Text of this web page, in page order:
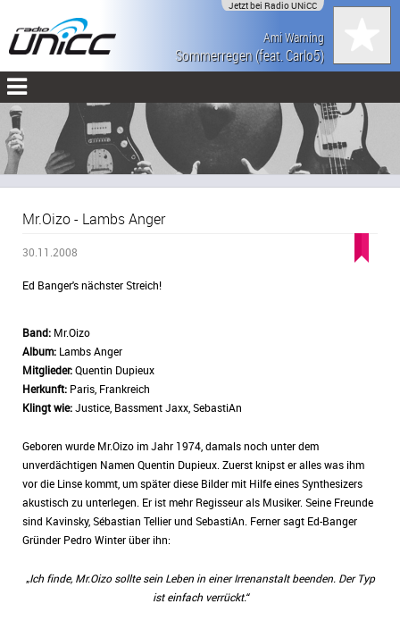
Jetzt bei Radio UNiCC
Ami Warning
Sommerregen (feat. Carlo5)
Mr.Oizo - Lambs Anger
30.11.2008
Ed Banger's nächster Streich!
Band: Mr.Oizo
Album: Lambs Anger
Mitglieder:Quentin Dupieux
Herkunft: Paris, Frankreich
Klingt wie:Justice, Bassment Jaxx, SebastiAn
Geboren wurde Mr.Oizo im Jahr 1974, damals noch unter dem
unverdächtigen Namen Quentin Dupieux. Zuerst knipst er alles was ihm
vor die Linse kommt, um später diese Bilder mit Hilfe eines Synthesizers
akustisch zu unterlegen. Er ist mehr Regisseur als Musiker. Seine Freunde
sind Kavinsky, Sébastian Tellier und SebastiAn. Ferner sagt Ed-Banger
Gründer Pedro Winter über ihn:
„Ich finde, Mr.Oizo sollte sein Leben in einer Irrenanstalt beenden. Der Typ
ist einfach verrückt.“